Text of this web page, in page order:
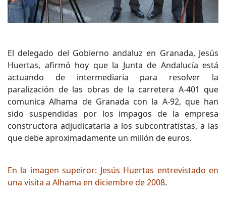
El delegado del Gobierno andaluz en Granada, Jesús
Huertas, afirmó hoy que la Junta de Andalucía está
actuando de intermediaria para resolver la
paralización de las obras de la carretera A-401 que
comunica Alhama de Granada con la A-92, que han
sido suspendidas por los impagos de la empresa
constructora adjudicataria a los subcontratistas, a las
que debe aproximadamente un millón de euros.
En la imagen supeiror: Jesús Huertas entrevistado en
una visita a Alhama en diciembre de 2008.